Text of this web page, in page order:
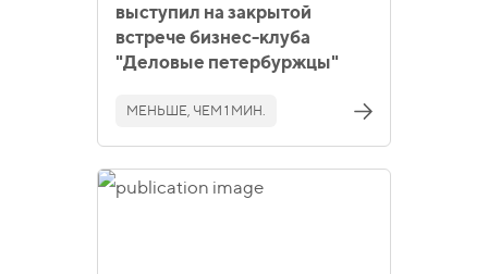
выступил на закрытой
встрече бизнес-клуба
"Деловые петербуржцы"
МЕНЬШЕ, ЧЕМ 1 МИН.